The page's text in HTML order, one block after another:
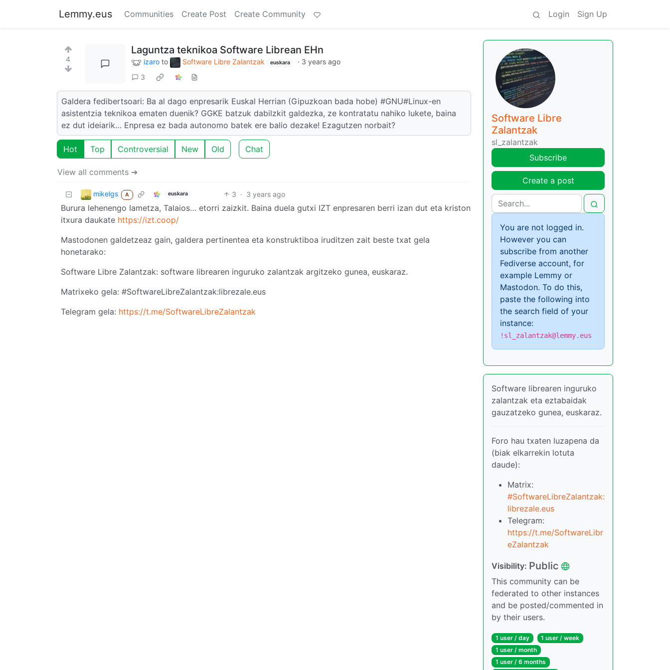
Lemmy.eus Communities Create Post Create Community Login Sign Up
4
Laguntza teknikoa Software Librean EHn
izaro to Software Libre Zalantzak euskara · 3 years ago
3
Galdera fedibertsoari: Ba al dago enpresarik Euskal Herrian (Gipuzkoan bada hobe) #GNU#Linux-en
asistentzia teknikoa ematen duenik? GGKE batzuk dabilzkit galdezka, ze kontratatu nahiko lukete, baina
ez dut ideiarik… Enpresa ez bada autonomo batek ere balio dezake! Ezagutzen norbait?
Hot Top Controversial New Old Chat
View all comments ➔
mikelgs A euskara 3 · 3 years ago
Burura lehenengo Iametza, Talaios… etorri zaizkit. Baina duela gutxi IZT enpresaren berri izan dut eta kriston
itxura daukate https://izt.coop/
Mastodonen galdetzeaz gain, galdera pertinentea eta konstruktiboa iruditzen zait beste txat gela
honetarako:
Software Libre Zalantzak: software librearen inguruko zalantzak argitzeko gunea, euskaraz.
Matrixeko gela: #SoftwareLibreZalantzak:librezale.eus
Telegram gela: https://t.me/SoftwareLibreZalantzak
Software Libre
Zalantzak
sl_zalantzak
Subscribe
Create a post
You are not logged in.
However you can
subscribe from another
Fediverse account, for
example Lemmy or
Mastodon. To do this,
paste the following into
the search field of your
instance:
!sl_zalantzak@lemmy.eus
Software librearen inguruko
zalantzak eta eztabaidak
gauzatzeko gunea, euskaraz.
Foro hau txaten luzapena da
(biak elkarrekin lotuta
daude):
Matrix:
#SoftwareLibreZalantzak:
librezale.eus
Telegram:
https://t.me/SoftwareLibr
eZalantzak
Visibility: Public
This community can be
federated to other instances
and be posted/commented in
by their users.
1 user / day
1 user / week
1 user / month
1 user / 6 months